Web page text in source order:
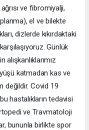
ve fibromiyalji,
el ve bilekte
dizlerde kıkırdaktaki
Günlük
katmadan kas ve
değildir. Covid 19
hastalıkların tedavisi
ve Travmatoloji
bununla birlikte spor